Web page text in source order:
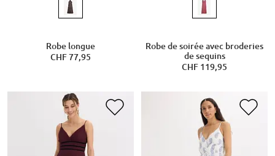
Robe longue
CHF 77,95
Robe de soirée avec broderies
de sequins
CHF 119,95